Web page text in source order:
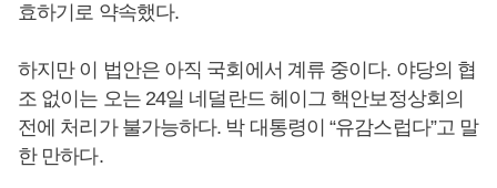
효하기로 약속했다.
하지만 이 법안은 아직 국회에서 계류 중이다. 야당의 협
조 없이는 오는 24일 네덜란드 헤이그 핵안보정상회의
전에 처리가 불가능하다. 박 대통령이 “유감스럽다”고 말
한 만하다.